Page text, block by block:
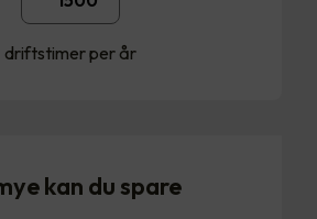
driftstimer per år
kan du spare